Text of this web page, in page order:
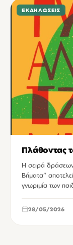
ΕΚΔΗΛΏΣΕΙΣ
Πλάθοντας
Η σειρά δράσεων
Βήματα”
γνωριμία των
28/05/2026